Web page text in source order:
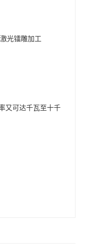
光镭雕加工
又可达千瓦至十千